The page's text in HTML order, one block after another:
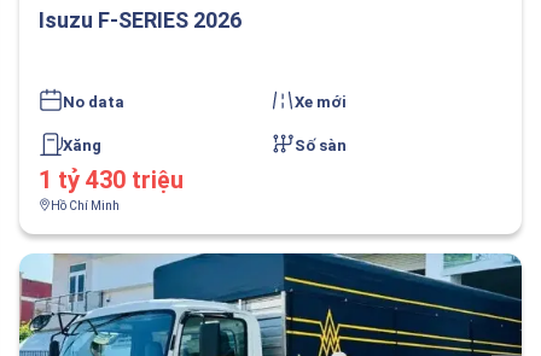
Isuzu F-SERIES 2026
No data Xe mới
Xăng Số sàn
1 tỷ 430 triệu
Hồ Chí Minh